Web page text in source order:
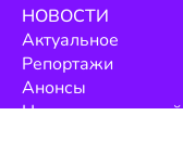
НОВОСТИ
Актуальное
Репортажи
Анонсы
Новости заведений